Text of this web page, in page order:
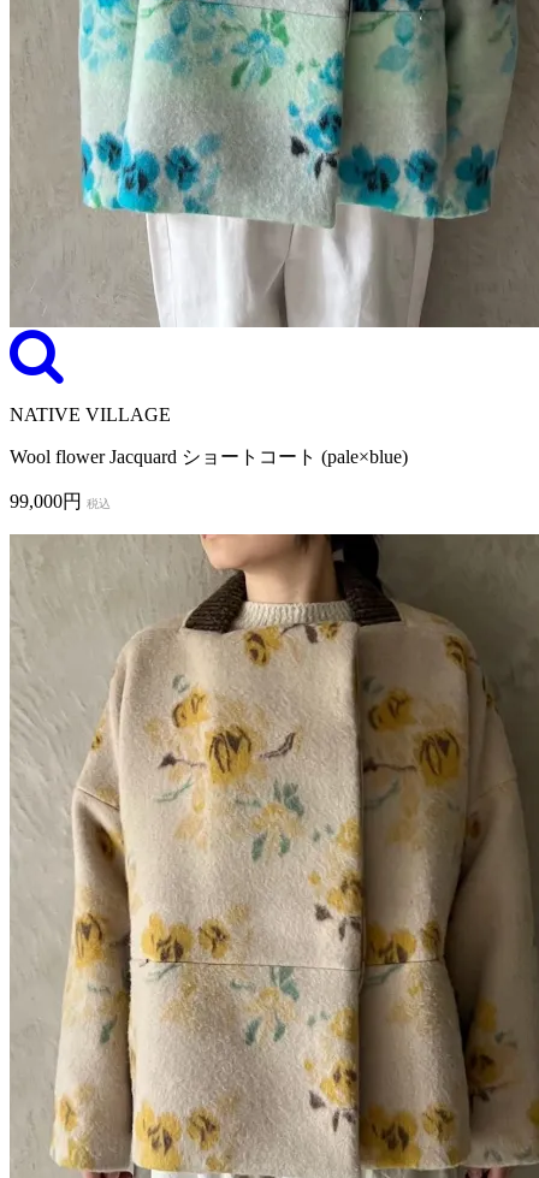
NATIVE VILLAGE
Wool flower Jacquard ショートコート (pale×blue)
99,000円 税込